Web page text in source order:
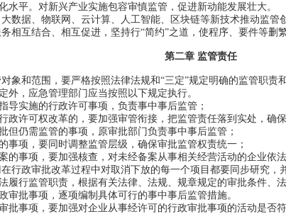
平。对新兴产业实施包容审慎监管，促进新动能发展壮大。
据、物联网、云计算、人工智能、区块链等新技术推动监
互结合、相互促进，坚持行“简约”之道，使程序、要件等删繁
第二章 监管责任
和范围，要严格按照法律法规和“三定”规定明确的监管职责
外，应急管理部门应当按照以下规定执行。
实施的行政许可事项，负责事中事后监管；
许可权改革的，要加强审管衔接，把监管责任落到实处，确保
仍需监管的事项，原审批部门负责事中事后监管；
项，要同时调整监管层级，确保审批监管权责统一；
事项，要加强核查，对未经备案从事相关经营活动的企业依法
政审批改革过程中对取消下放的每一个项目都要同步研究，
履行监管职责，根据有关法律、法规、规章规定的审批条件、
审批事项，逐项编制具体可行的事中事后监管措施。
事项，要加强对企业从事经许可的行政审批事项的活动是否